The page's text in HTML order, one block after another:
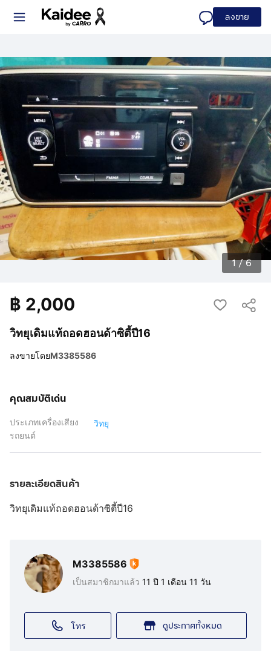
ลงขาย
1/6
วิทยุเดิมแท้ถอดฮอนด้าซิตี้ปี16
฿ 2,000
ลงขายโดยM3385586
คุณสมบัติเด่น
ประเภทเครื่องเสียง
รถยนต์
วิทยุ
รายละเอียดสินค้า
วิทยุเดิมแท้ถอดฮอนด้าซิตี้ปี16
M3385586
เป็นสมาชิกมาแล้ว 11 ปี 1 เดือน 11 วัน
โทร ดูประกาศทั้งหมด